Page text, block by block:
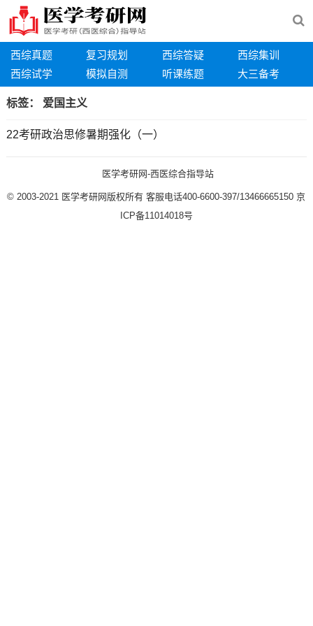
西综真题 复习规划 西综答疑
西综集训
西综试学
模拟自测 听课练题 大三备考
标签： 爱国主义
22考研政治思修暑期强化（一）
医学考研网-西医综合指导站
© 2003-2021 医学考研网版权所有 客服电话400-6600-397/13466665150 京
ICP备11014018号